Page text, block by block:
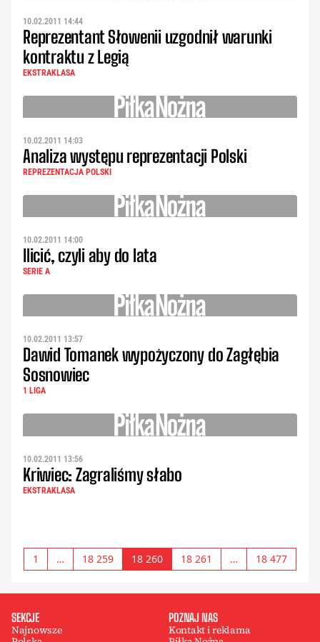
10.02.2011 14:44
Reprezentant Słowenii uzgodnił warunki
kontraktu z Legią
EKSTRAKLASA
10.02.2011 14:03
Analiza występu reprezentacji Polski
REPREZENTACJA POLSKI
10.02.2011 14:00
Ilicić, czyli aby do lata
SERIE A
10.02.2011 13:57
Dawid Tomanek wypożyczony do Zagłębia
Sosnowiec
1 LIGA
10.02.2011 13:56
Kriwiec: Zagraliśmy słabo
EKSTRAKLASA
1 … 18 259 18 260 18 261 … 18 477
SEKCJE
Najnowsze
POZNAJ NAS
Kontakt i reklama